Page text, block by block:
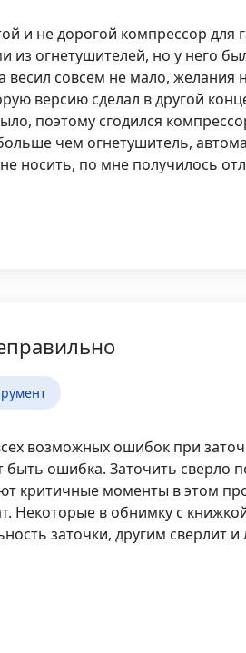
и не дорогой компрессор для
из огнетушителей, но у него
весил совсем не мало, желания
версию сделал в другой
поэтому сгодился
чем огнетушитель,
носить, по мне получилось
возможных ошибок при
ошибка. Заточить сверло
критичные моменты в этом
Некоторые в обнимку с книжкой
заточки, другим сверлит и